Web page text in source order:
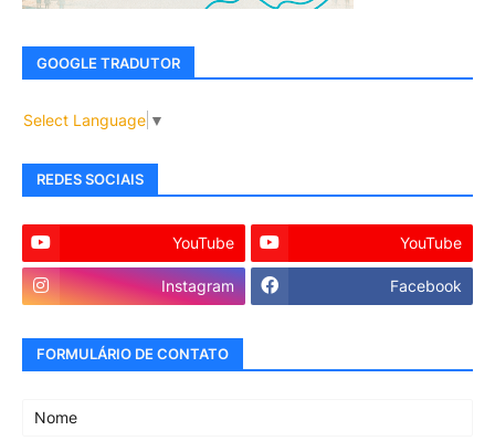
GOOGLE TRADUTOR
Select Language ▼
REDES SOCIAIS
YouTube YouTube
Instagram Facebook
FORMULÁRIO DE CONTATO